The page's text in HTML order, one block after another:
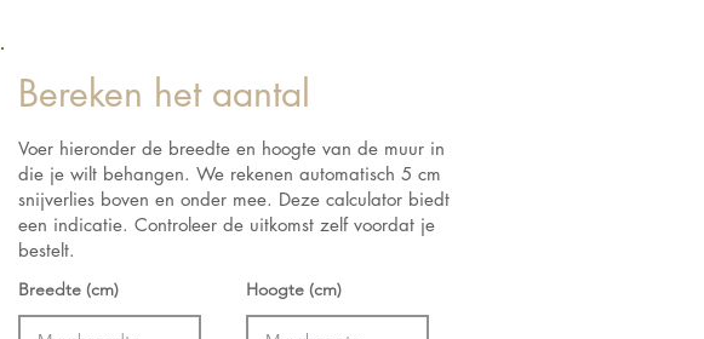
Bereken het aantal
Voer hieronder de breedte en hoogte van de muur in
die je wilt behangen. We rekenen automatisch 5 cm
snijverlies boven en onder mee. Deze calculator biedt
een indicatie. Controleer de uitkomst zelf voordat je
bestelt.
Breedte (cm) Hoogte (cm)